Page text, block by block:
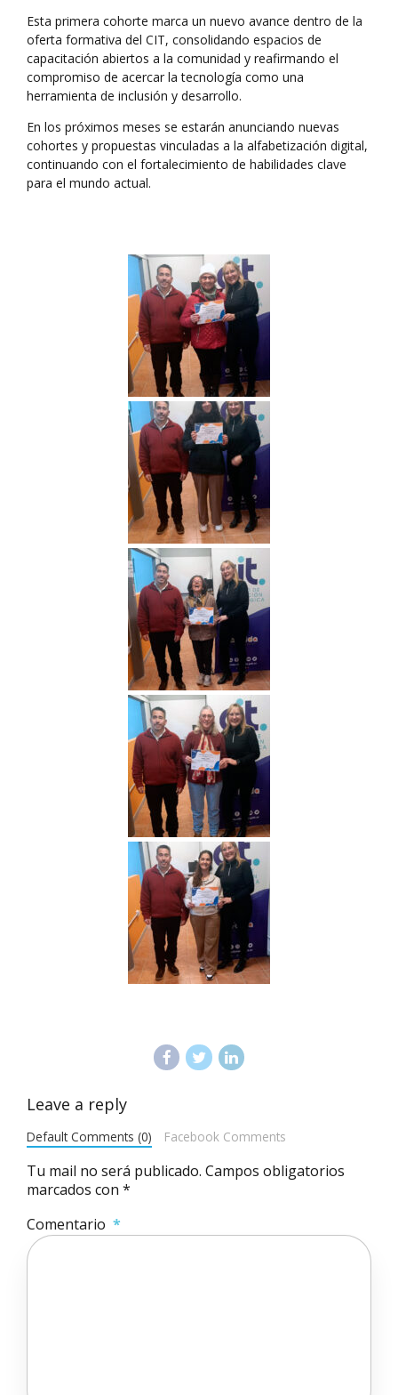
Esta primera cohorte marca un nuevo avance dentro de la
oferta formativa del CIT, consolidando espacios de
capacitación abiertos a la comunidad y reafirmando el
compromiso de acercar la tecnología como una
herramienta de inclusión y desarrollo.
En los próximos meses se estarán anunciando nuevas
cohortes y propuestas vinculadas a la alfabetización digital,
continuando con el fortalecimiento de habilidades clave
para el mundo actual.
Leave a reply
Default Comments (0) Facebook Comments
Tu mail no será publicado. Campos obligatorios
marcados con *
Comentario *